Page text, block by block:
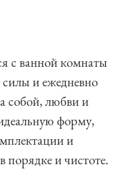
с ванной комнаты
и ежедневно
собой, любви и
форму,
и
порядке и чистоте.